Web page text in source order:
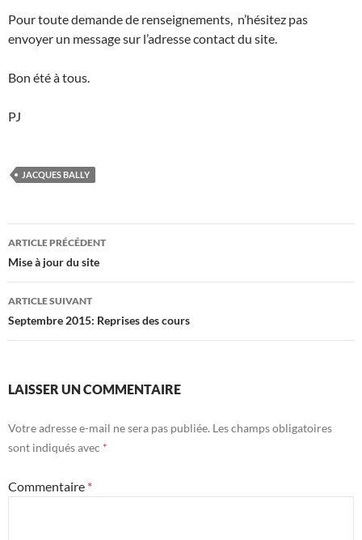
Pour toute demande de renseignements, n’hésitez pas
envoyer un message sur l’adresse contact du site.
Bon été à tous.
PJ
JACQUES BALLY
Navigation
des
articles
ARTICLE PRÉCÉDENT
Mise à jour du site
ARTICLE SUIVANT
Septembre 2015: Reprises des cours
LAISSER UN COMMENTAIRE
Votre adresse e-mail ne sera pas publiée. Les champs obligatoires
sont indiqués avec *
Commentaire *